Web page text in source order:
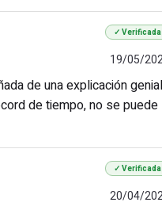
✓ Verificada
19/05/
de una explicación genial
de tiempo, no se puede
✓ Verificada
20/04/